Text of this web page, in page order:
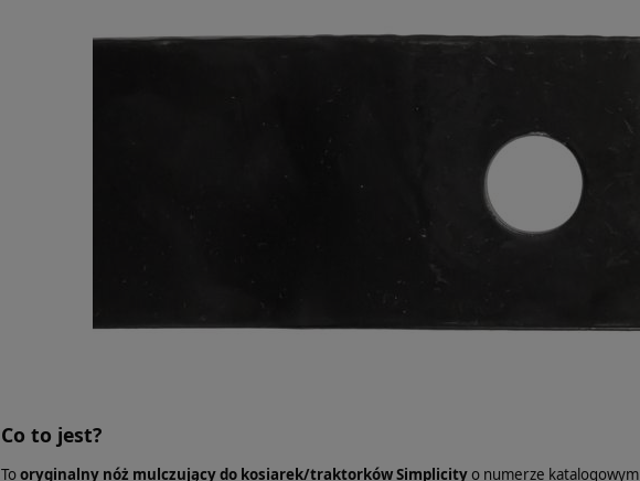
Co to jest?
Tooryginalny nóż mulczujący do kosiarek/traktorków Simplicityo numerze katalogowym